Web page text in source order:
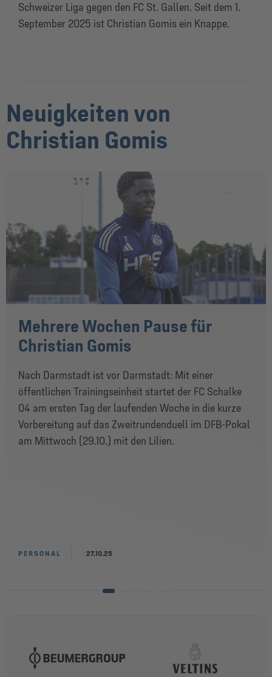
Schweizer Liga gegen den FC St. Gallen. Seit dem 1.
September 2025 ist Christian Gomis ein Knappe.
Neuigkeiten von
Christian Gomis
Mehrere Wochen Pause für
Christian Gomis
Nach Darmstadt ist vor Darmstadt: Mit einer
öffentlichen Trainingseinheit startet der FC Schalke
04 am ersten Tag der laufenden Woche in die kurze
Vorbereitung auf das Zweitrundenduell im DFB-Pokal
am Mittwoch (29.10.) mit den Lilien.
PERSONAL 27.10.25